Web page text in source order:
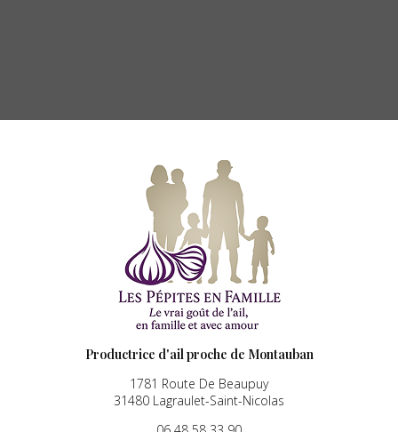
Productrice d'ail proche de Montauban
1781 Route De Beaupuy
31480 Lagraulet-Saint-Nicolas